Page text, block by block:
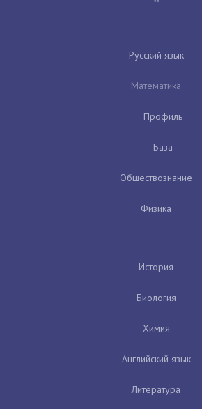
Русский язык
Математика
Профиль
База
Обществознание
Физика
История
Биология
Химия
Английский язык
Литература